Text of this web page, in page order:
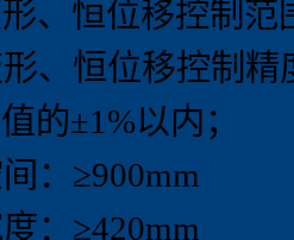
、恒位移控制
、恒位移控制
的±1%以内；
：≥900mm
：≥420mm